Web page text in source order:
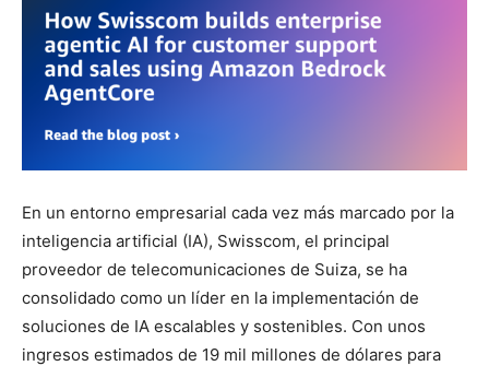
En un entorno empresarial cada vez más marcado por la
inteligencia artificial (IA), Swisscom, el principal
proveedor de telecomunicaciones de Suiza, se ha
consolidado como un líder en la implementación de
soluciones de IA escalables y sostenibles. Con unos
ingresos estimados de 19 mil millones de dólares para